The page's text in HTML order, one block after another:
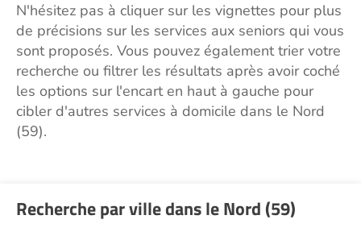
N'hésitez pas à cliquer sur les vignettes pour plus
de précisions sur les services aux seniors qui vous
sont proposés. Vous pouvez également trier votre
recherche ou filtrer les résultats après avoir coché
les options sur l'encart en haut à gauche pour
cibler d'autres services à domicile dans le Nord
(59).
Recherche par ville dans le Nord (59)